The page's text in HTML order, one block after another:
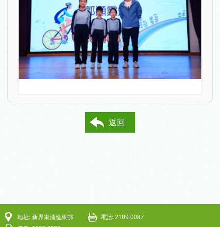
返回
地址: 新界東涌逸東邨
電話: 2109 0087